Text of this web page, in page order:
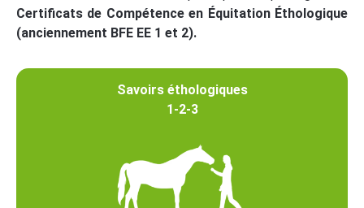
Certificats de Compétence en Équitation Éthologique
(anciennement BFE EE 1 et 2).
Savoirs éthologiques
1-2-3